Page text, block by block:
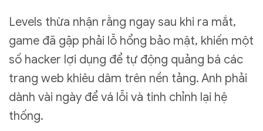
Levels thừa nhận rằng ngay sau khi ra mắt,
game đã gặp phải lỗ hổng bảo mật, khiến một
số hacker lợi dụng để tự động quảng bá các
trang web khiêu dâm trên nền tảng. Anh phải
dành vài ngày để vá lỗi và tinh chỉnh lại hệ
thống.